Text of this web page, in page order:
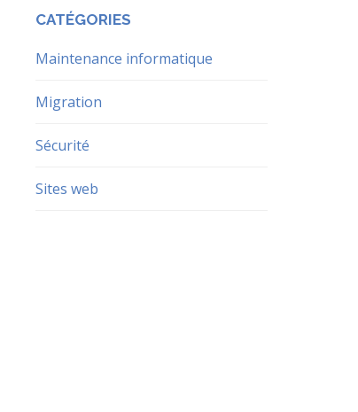
CATÉGORIES
Maintenance informatique
Migration
Sécurité
Sites web